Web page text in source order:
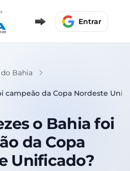
Entrar
Bahia
campeão da Copa Nordeste
o Bahia foi
da Copa
Unificado?